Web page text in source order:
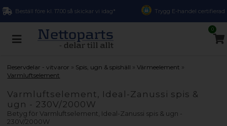
Beställ före kl. 17.00 så skickar vi idag* Trygg E-handel certifierad
0
Reservdelar - vitvaror » Spis, ugn & spishäll »Värmeelement »
Varmluftselement
Varmluftselement, Ideal-Zanussi spis &
ugn - 230V/2000W
Betyg förVarmluftselement, Ideal-Zanussi spis & ugn -
230V/2000W